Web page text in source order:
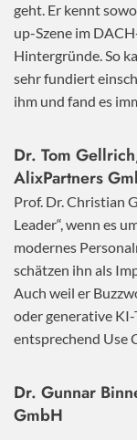
geht. Er kennt
up-Szene im
Hintergründe. So
sehr fundiert
ihm und fand es
Dr. Tom
AlixPartners
Prof. Dr. Christian
Leader“, wenn es
modernes
schätzen ihn als
Auch weil er
oder generative
entsprechend Use
Dr. Gunnar
GmbH